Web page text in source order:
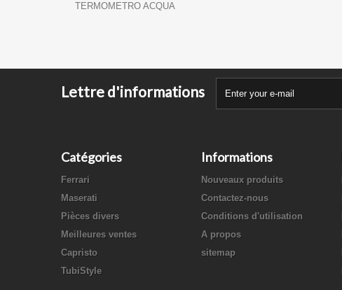
TERMOMETRO ACQUA
Lettre d'informations
Catégories
Ferrari
Maserati
Pièces divers
Meilleures ventes
Capristo
TubiStyle
Informations
Nouveaux produits
Contactez-nous
Conditions d'utilisation
A propos
sitemap